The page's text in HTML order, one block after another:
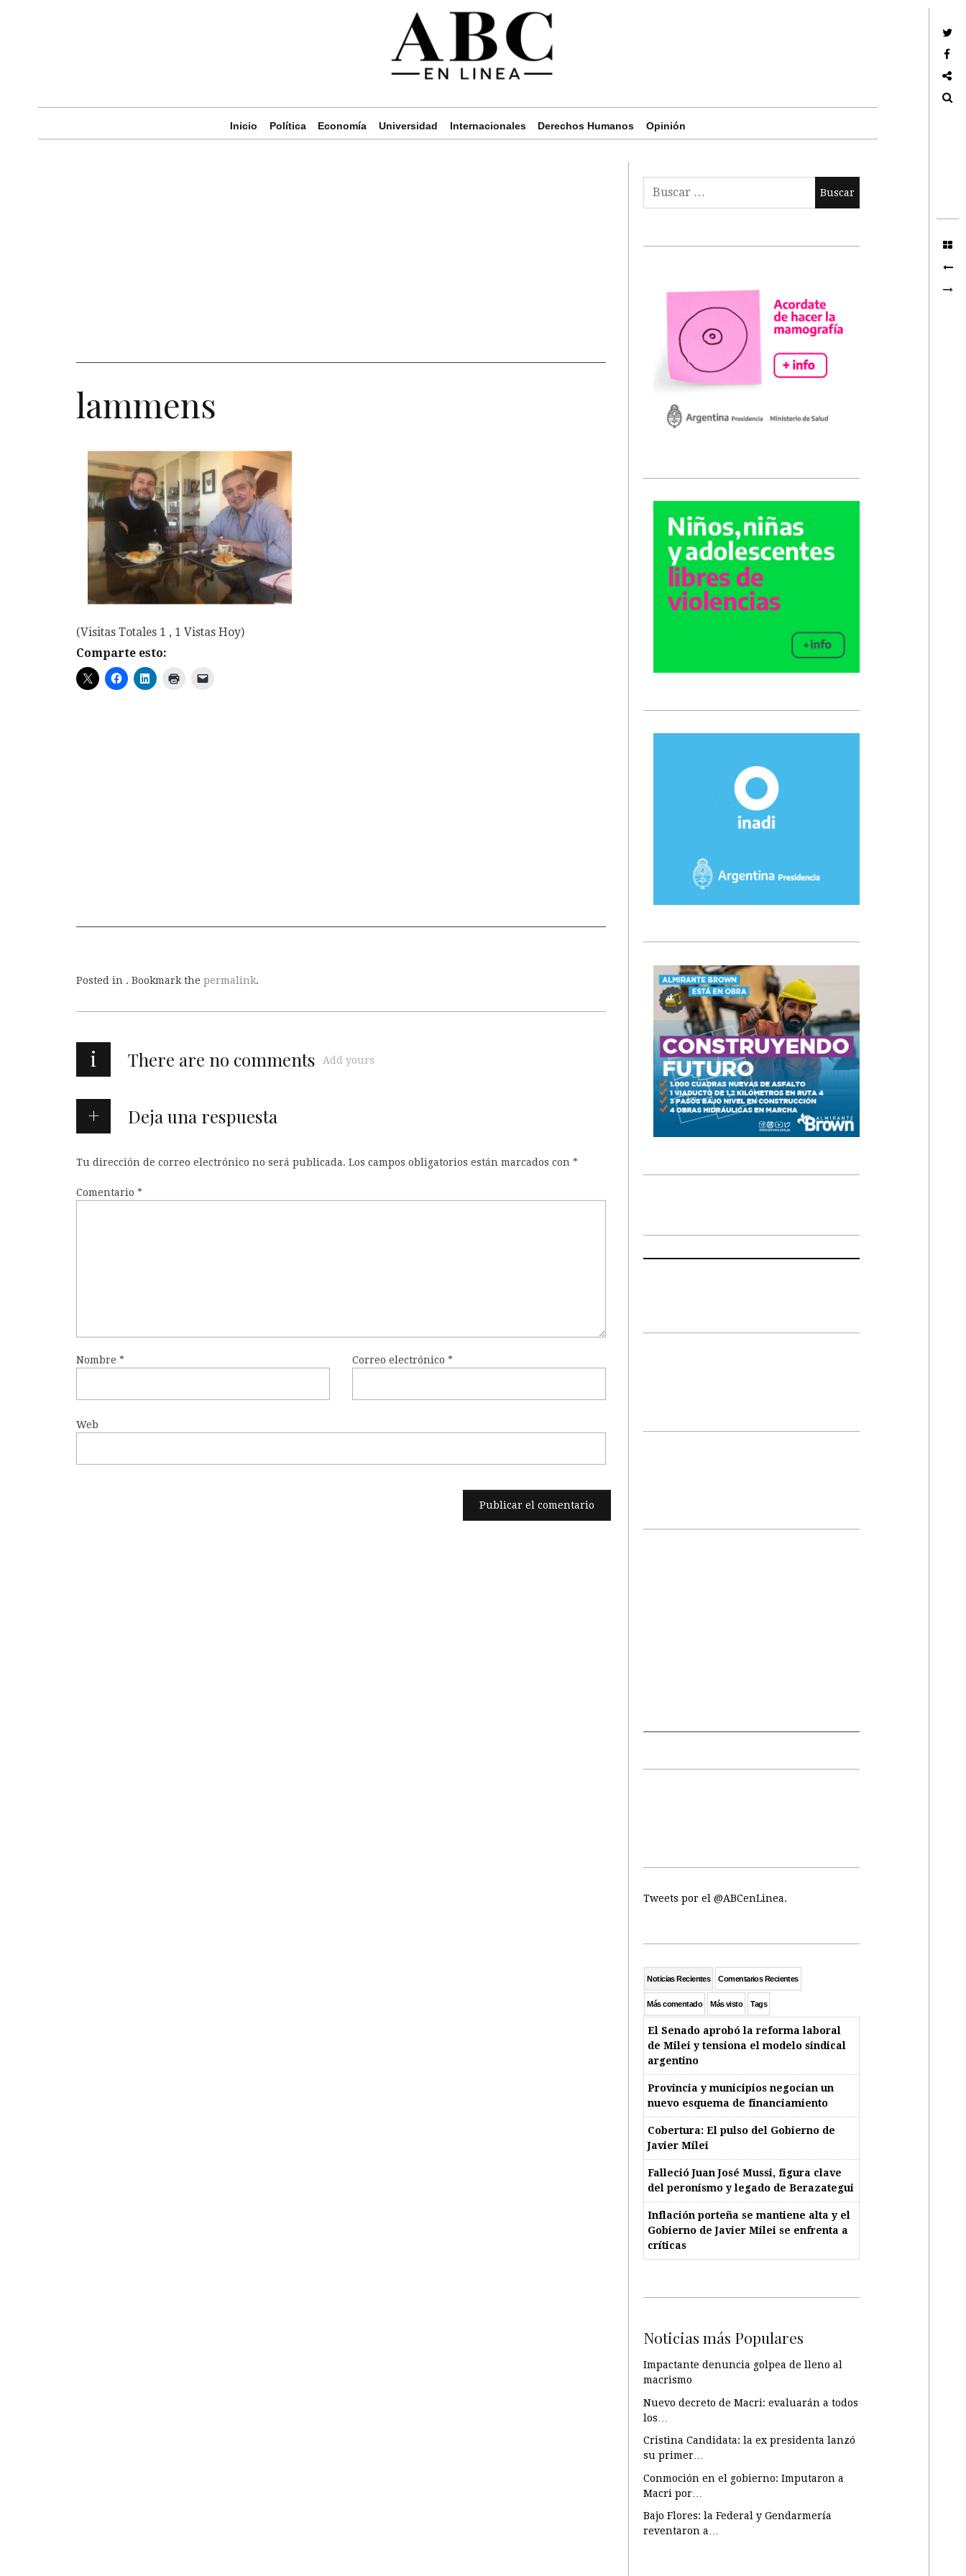
Inicio Política Economía Universidad Internacionales Derechos Humanos Opinión
lammens
(Visitas Totales 1 , 1 Vistas Hoy)
Comparte esto:
Posted in . Bookmark the permalink.
i There are no comments Add yours
Deja una respuesta
Tu dirección de correo electrónico no será publicada. Los campos obligatorios están marcados con *
Comentario *
Nombre * Correo electrónico*
Web
Tweets por el @ABCenLinea.
Noticias Recientes Comentarios Recientes
Más comentado Más visto Tags
El Senado aprobó la reforma laboral
de Milei y tensiona el modelo sindical
argentino
Provincia y municipios negocian un
nuevo esquema de financiamiento
Cobertura: El pulso del Gobierno de
Javier Milei
Falleció Juan José Mussi, figura clave
del peronismo y legado de Berazategui
Inflación porteña se mantiene alta y el
Gobierno de Javier Milei se enfrenta a
críticas
Noticias más Populares
Impactante denuncia golpea de lleno al
macrismo
Nuevo decreto de Macri: evaluarán a todos
los…
Cristina Candidata: la ex presidenta lanzó
su primer…
Conmoción en el gobierno: Imputaron a
Macri por…
Bajo Flores: la Federal y Gendarmería
reventaron a…